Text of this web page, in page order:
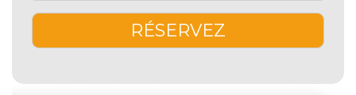
RÉSERVEZ